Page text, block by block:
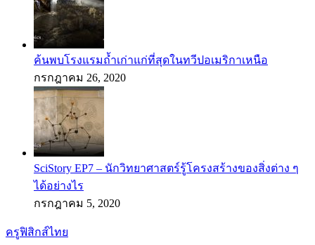
ค้นพบโรงแรมถ้ำเก่าแก่ที่สุดในทวีปอเมริกาเหนือ
กรกฎาคม 26, 2020
SciStory EP7 – นักวิทยาศาสตร์รู้โครงสร้างของสิ่งต่าง ๆ
ได้อย่างไร
กรกฎาคม 5, 2020
ครูฟิสิกส์ไทย